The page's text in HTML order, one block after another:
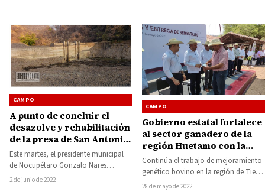
CAMPO
A punto de concluir el
desazolve y rehabilitación
de la presa de San Antonio
de Las Huertas: alcalde de
Nocupétaro
Este martes, el presidente municipal
de Nocupétaro Gonzalo Nares
Gómez, realizó junto a sus
2 de junio de 2022
CAMPO
Gobierno estatal fortalece
al sector ganadero de la
región Huetamo con la
entrega de 45 sementales
bovinos
Continúa el trabajo de mejoramiento
genético bovino en la región de Tierra
Caliente del Balsas, al realizarse la…
28 de mayo de 2022